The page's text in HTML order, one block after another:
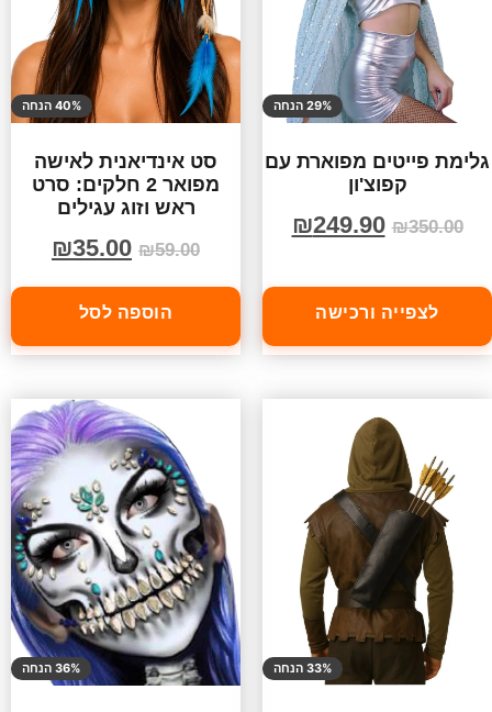
29% הנחה
גלימת פייטים מפוארת עם
קפוצ'ון
₪350.00
₪249.90
לצפייה ורכישה
40% הנחה
סט אינדיאנית לאישה
מפואר 2 חלקים: סרט
ראש וזוג עגילים
₪59.00
₪35.00
הוספה לסל
33% הנחה 36% הנחה